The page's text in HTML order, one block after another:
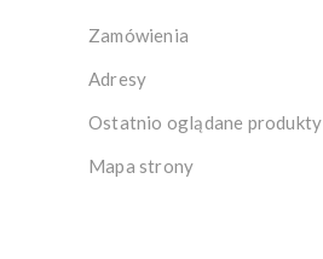
Zamówienia
Adresy
Ostatnio oglądane produkty
Mapa strony